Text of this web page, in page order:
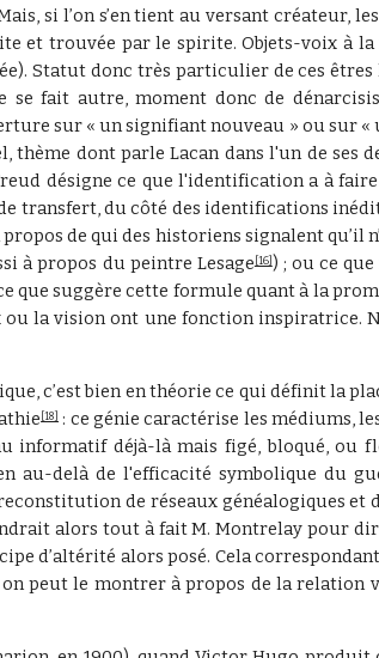
si l’on s’en tient au versant créateur,
et trouvée par le spirite. Objets-voix à
Statut donc très particulier de ces
fait autre, moment donc de
sur « un signifiant nouveau » ou sur «
dont parle Lacan dans l'un de ses
désigne ce que l'identification a à
transfert, du côté des identifications
de qui des historiens signalent qu’il
à propos du peintre Lesage [16] ) ; ou ce
que suggère cette formule quant à la
la vision ont une fonction inspiratrice.
c’est bien en théorie ce qui définit la
[18]
: ce génie caractérise les médiums,
informatif déjà-là mais figé, bloqué, ou
au-delà de l'efficacité symbolique du
de réseaux généalogiques et
alors tout à fait M. Montrelay pour
d’altérité alors posé. Cela
peut le montrer à propos de la